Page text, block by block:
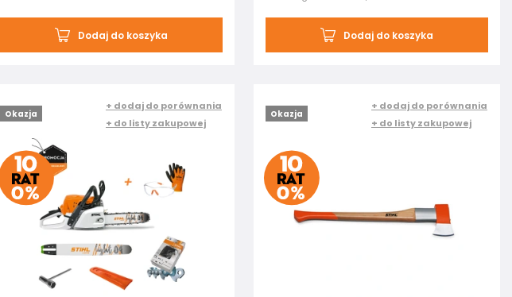
Dodaj do koszyka Dodaj do koszyka
Okazja
+ dodaj do porównania
+ do listy zakupowej
Okazja
+ dodaj do porównania
+ do listy zakupowej